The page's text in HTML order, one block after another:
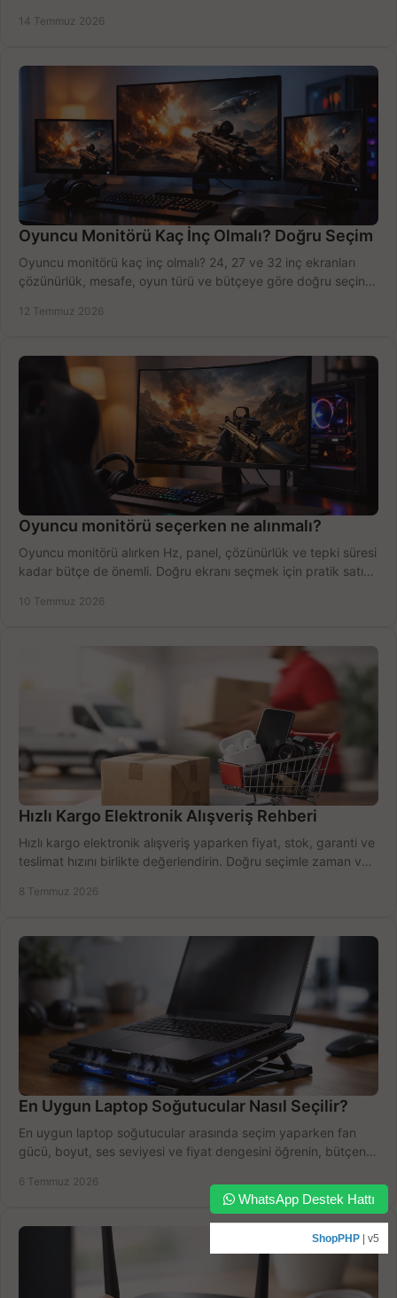
14 Temmuz 2026
Oyuncu Monitörü Kaç İnç Olmalı? Doğru Seçim
Oyuncu monitörü kaç inç olmalı? 24, 27 ve 32 inç ekranları
çözünürlük, mesafe, oyun türü ve bütçeye göre doğru seçin,
12 Temmuz 2026
Oyuncu monitörü seçerken ne alınmalı?
Oyuncu monitörü alırken Hz, panel, çözünürlük ve tepki süresi
kadar bütçe de önemli. Doğru ekranı seçmek için pratik satın
10 Temmuz 2026
Hızlı Kargo Elektronik Alışveriş Rehberi
Hızlı kargo elektronik alışveriş yaparken fiyat, stok, garanti ve
teslimat hızını birlikte değerlendirin. Doğru seçimle zaman ve
8 Temmuz 2026
En Uygun Laptop Soğutucular Nasıl Seçilir?
En uygun laptop soğutucular arasında seçim yaparken fan
gücü, boyut, ses seviyesi ve fiyat dengesini öğrenin, bütçenizi
6 Temmuz 2026
WhatsApp Destek Hattı
ShopPHP | v5